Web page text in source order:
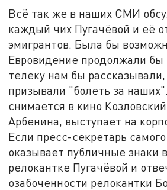
Всё так же в наших СМИ
каждый чих Пугачёвой и её
эмигрантов. Была бы
Евровидение продолжали бы
телеку нам бы рассказывали,
призывали "болеть за
снимается в кино
Арбенина, выступает на
Если пресс-секретарь
оказывает публичные знаки
релокантке Пугачёвой и
озабоченности релокантки